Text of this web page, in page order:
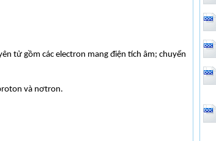
tử gồm các electron mang điện tích âm; chuyển
và nơtron.